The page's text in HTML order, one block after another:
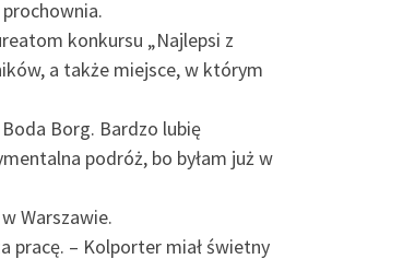
konkursu „Najlepsi z
a także miejsce, w którym
Borg. Bardzo lubię
podróż, bo byłam już w
Warszawie.
pracę. – Kolporter miał świetny